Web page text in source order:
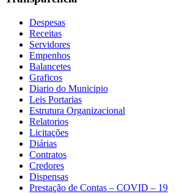
Despesas
Receitas
Servidores
Empenhos
Balancetes
Graficos
Diario do Municipio
Leis Portarias
Estrutura Organizacional
Relatorios
Licitações
Diárias
Contratos
Credores
Dispensas
Prestação de Contas – COVID – 19